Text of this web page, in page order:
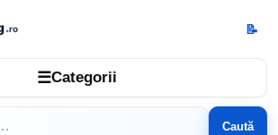
☰Categorii
Caută
📝